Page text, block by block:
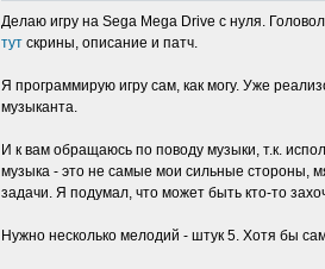
Делаю игру на Sega Mega Drive с нуля.
тут скрины, описание и патч.
Я программирую игру сам, как могу. Уже
музыканта.
И к вам обращаюсь по поводу музыки, т.к.
музыка - это не самые мои сильные стороны,
задачи. Я подумал, что может быть кто-то
Нужно несколько мелодий - штук 5. Хотя бы